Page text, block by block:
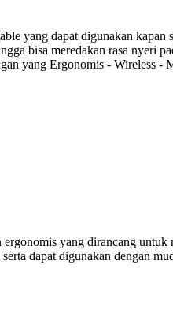
yang dapat digunakan
bisa meredakan rasa nyeri
yang Ergonomis -
ergonomis yang dirancang
dapat digunakan dengan